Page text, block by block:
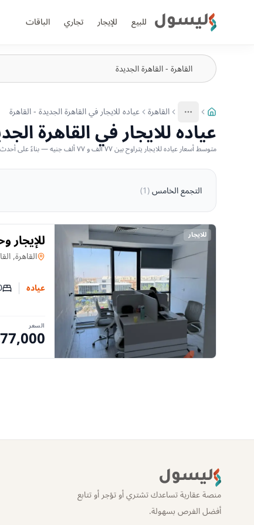
ليسول للبيع للإيجار تجاري الباقات
More
عرض المزيد من المسارات
القاهرة عياده للايجار في القاهرة الجديدة - القاهرة
عياده للايجار في القاهرة
متوسط أسعار عياده للايجار يتراوح بين ٧٧ ألف و ٧٧ ألف جنيه — بناءً على أحدث العروض المتاحة
التجمع الخامس(
1
)
للايجار
عيادهفيالقاهرة,
عياده
السعر
77,000
ليسول
منصة عقارية تساعدك تشتري أو تؤجر أو تتابع
أفضل الفرص بسهولة.